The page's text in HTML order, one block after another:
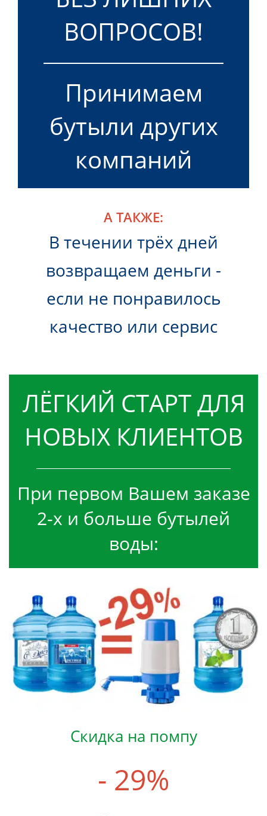
ВОПРОСОВ!
Принимаем
бутыли других
компаний
А ТАКЖЕ:
В течении трёх дней
возвращаем деньги -
если не понравилось
качество или сервис
ЛЁГКИЙ СТАРТ ДЛЯ
НОВЫХ КЛИЕНТОВ
При первом Вашем заказе
2-х и больше бутылей
воды:
Скидка на помпу
- 29%